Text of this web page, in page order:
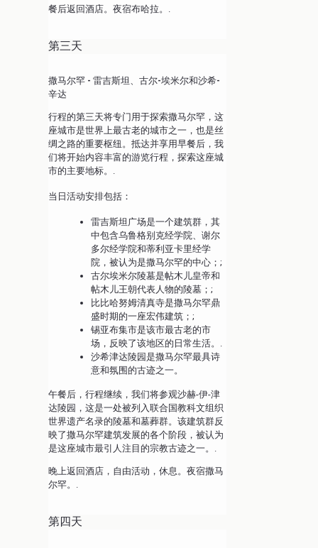
餐后返回酒店。夜宿布哈拉。.
第三天
撒马尔罕 - 雷吉斯坦、古尔-埃米尔和沙希-
辛达
行程的第三天将专门用于探索撒马尔罕，这
座城市是世界上最古老的城市之一，也是丝
绸之路的重要枢纽。抵达并享用早餐后，我
们将开始内容丰富的游览行程，探索这座城
市的主要地标。.
当日活动安排包括：
雷吉斯坦广场是一个建筑群，其
中包含乌鲁格别克经学院、谢尔
多尔经学院和蒂利亚卡里经学
院，被认为是撒马尔罕的中心；;
古尔埃米尔陵墓是帖木儿皇帝和
帖木儿王朝代表人物的陵墓；;
比比哈努姆清真寺是撒马尔罕鼎
盛时期的一座宏伟建筑；;
锡亚布集市是该市最古老的市
场，反映了该地区的日常生活。.
沙希津达陵园是撒马尔罕最具诗
意和氛围的古迹之一。
午餐后，行程继续，我们将参观沙赫-伊-津
达陵园，这是一处被列入联合国教科文组织
世界遗产名录的陵墓和墓葬群。该建筑群反
映了撒马尔罕建筑发展的各个阶段，被认为
是这座城市最引人注目的宗教古迹之一。.
晚上返回酒店，自由活动，休息。夜宿撒马
尔罕。.
第四天